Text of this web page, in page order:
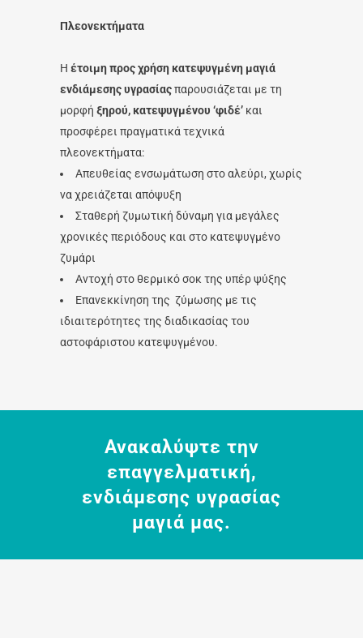
Πλεονεκτήματα
Η έτοιμη προς χρήση κατεψυγμένη μαγιά
ενδιάμεσης υγρασίαςπαρουσιάζεται με τη
μορφή ξηρού, κατεψυγμένου ‘φιδέ’ και
προσφέρει πραγματικά τεχνικά
πλεονεκτήματα:
Απευθείας ενσωμάτωση στο αλεύρι, χωρίς
να χρειάζεται απόψυξη
Σταθερή ζυμωτική δύναμη για μεγάλες
χρονικές περιόδους και στο κατεψυγμένο
ζυμάρι
Αντοχή στο θερμικό σοκ της υπέρ ψύξης
Επανεκκίνηση της ζύμωσης με τις
ιδιαιτερότητες της διαδικασίας του
αστοφάριστου κατεψυγμένου.
Ανακαλύψτε την
επαγγελματική,
ενδιάμεσης υγρασίας
μαγιά μας.